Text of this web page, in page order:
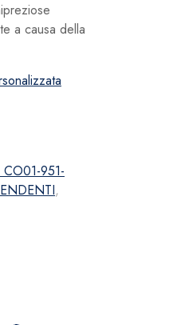
a causa della
951-
,